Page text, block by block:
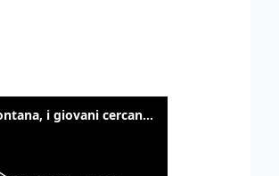
Nuovo video su Crans-Montana, i giovani cercano di sfondare le vetrate